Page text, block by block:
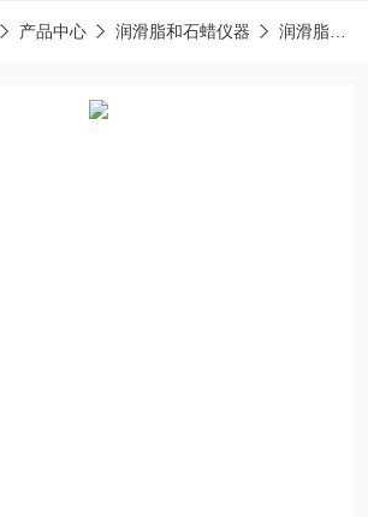
产品中心 润滑脂和石蜡仪器 润滑脂灰分试验器